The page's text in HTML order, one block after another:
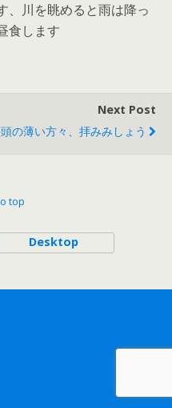
、川を眺めると雨は降っ
食します
Next Post
頭の薄い方々、拝みみしょう
top
Desktop